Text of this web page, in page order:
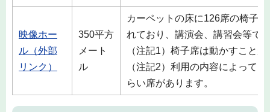
映像ホー
ル（外部
リンク）
350平方
メート
ル
カーペットの床に126席の椅子
れており、講演会、講習会等で
（注記1）椅子席は動かすこと
（注記2）利用の内容によって
らい席があります。